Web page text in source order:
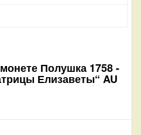
Полушка 1758 -
Елизаветы“ AU